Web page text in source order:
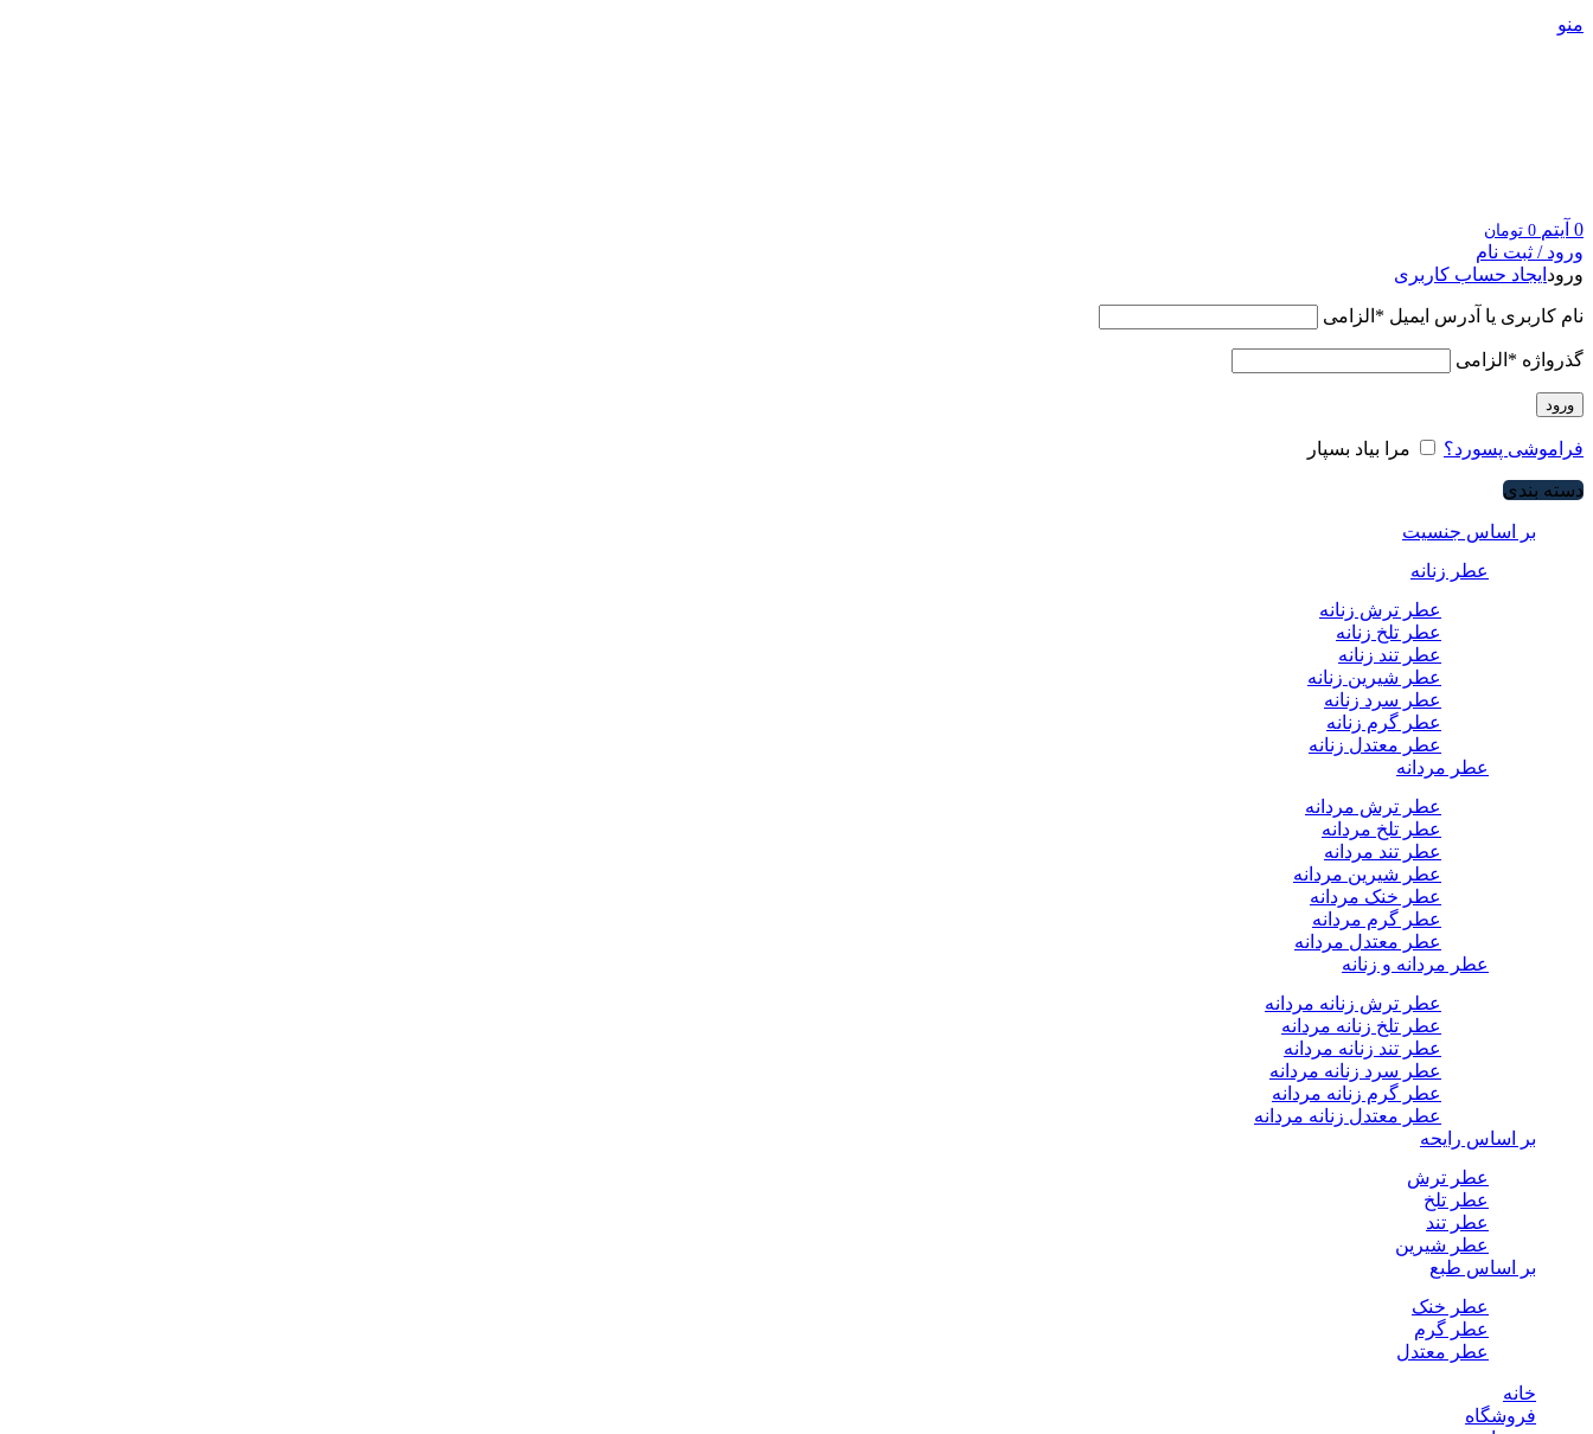
منو
0 آیتم 0 تومان
ورود / ثبت نام
ورود ایجاد حساب کاربری
نام کاربری یا آدرس ایمیل * الزامی
گذرواژه * الزامی
ورود
فراموشی پسورد؟ مرا بیاد بسپار
دسته بندی
بر اساس جنسیت
عطر زنانه
عطر ترش زنانه
عطر تلخ زنانه
عطر تند زنانه
عطر شیرین زنانه
عطر سرد زنانه
عطر گرم زنانه
عطر معتدل زنانه
عطر مردانه
عطر ترش مردانه
عطر تلخ مردانه
عطر تند مردانه
عطر شیرین مردانه
عطر خنک مردانه
عطر گرم مردانه
عطر معتدل مردانه
عطر مردانه و زنانه
عطر ترش زنانه مردانه
عطر تلخ زنانه مردانه
عطر تند زنانه مردانه
عطر سرد زنانه مردانه
عطر گرم زنانه مردانه
عطر معتدل زنانه مردانه
بر اساس رایحه
عطر ترش
عطر تلخ
عطر تند
عطر شیرین
بر اساس طبع
عطر خنک
عطر گرم
عطر معتدل
خانه
فروشگاه